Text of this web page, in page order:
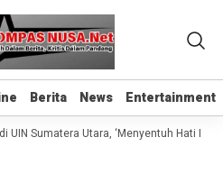
Berita News Entertainment
Berita News Entertainment
Sumatera Utara, ‘Menyentuh Hati Lewat